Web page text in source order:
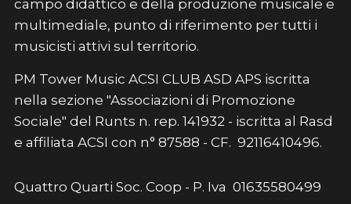
campo didattico e della produzione musicale e
multimediale, punto di riferimento per tutti i
musicisti attivi sul territorio.
PM Tower Music ACSI CLUB ASD APS iscritta
nella sezione "Associazioni di Promozione
Sociale" del Runts n. rep. 141932 - iscritta al Rasd
e affiliata ACSI con n° 87588 - CF. 92116410496.
Quattro Quarti Soc. Coop - P. Iva 01635580499